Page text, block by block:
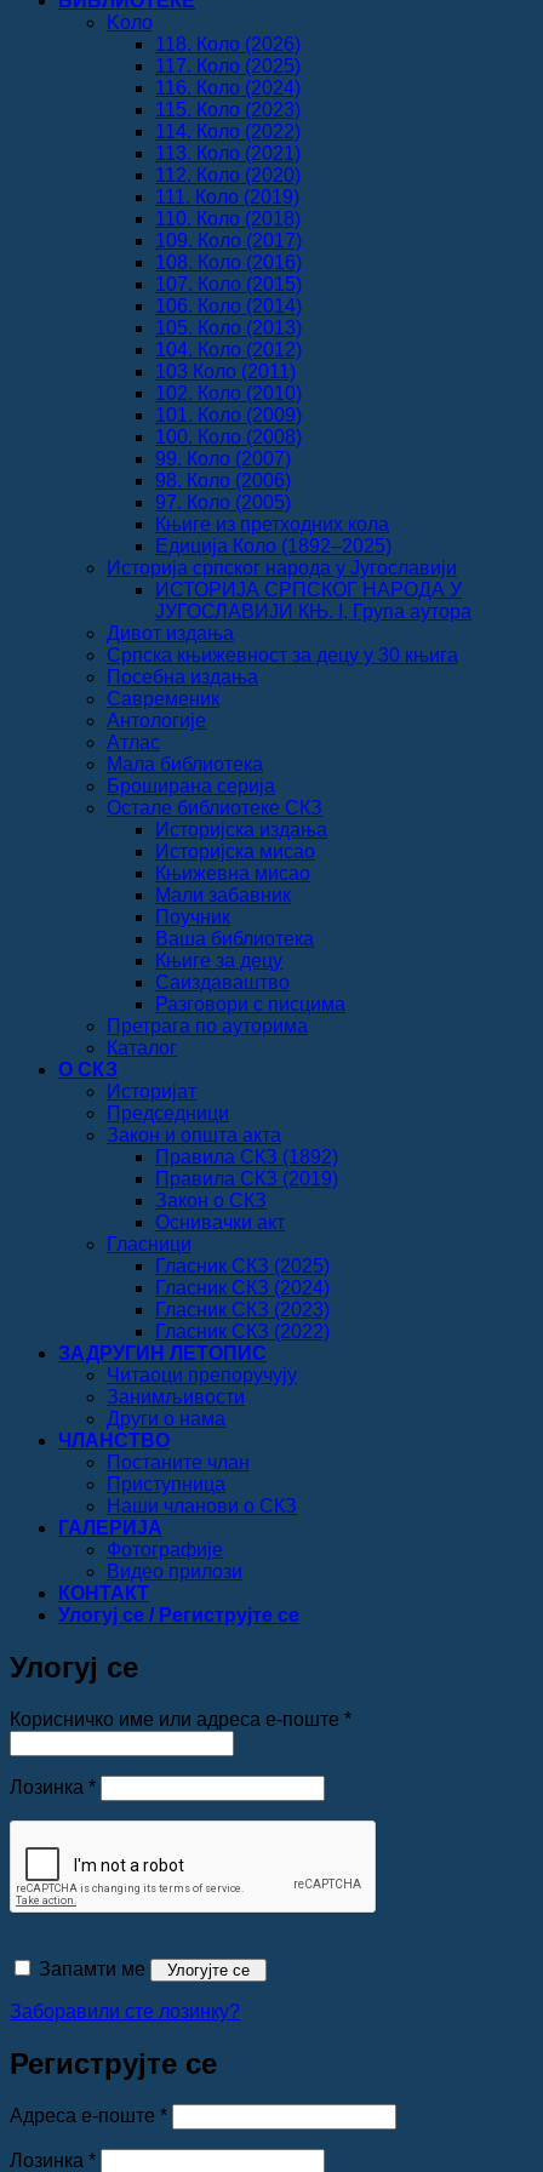
Koло
118. Коло (2026)
117. Коло (2025)
116. Коло (2024)
115. Коло (2023)
114. Коло (2022)
113. Коло (2021)
112. Коло (2020)
111. Коло (2019)
110. Коло (2018)
109. Коло (2017)
108. Коло (2016)
107. Коло (2015)
106. Коло (2014)
105. Коло (2013)
104. Коло (2012)
103 Коло (2011)
102. Коло (2010)
101. Коло (2009)
100. Коло (2008)
99. Коло (2007)
98. Коло (2006)
97. Коло (2005)
Књиге из претходних кола
Едиција Коло (1892‒2025)
Историја српског народа у Југославији
ИСТОРИЈА СРПСКОГ НАРОДА У
ЈУГОСЛАВИЈИ КЊ. I, Група аутора
Дивот издања
Српска књижевност за децу у 30 књига
Посебна издања
Савременик
Антологије
Атлас
Мала библиотека
Броширана серија
Остале библиотеке СКЗ
Историјска издања
Историјска мисао
Књижевна мисао
Мали забавник
Поучник
Ваша библиотека
Књиге за децу
Саиздаваштво
Разговори с писцима
Претрага по ауторима
Каталог
О СКЗ
Историјат
Председници
Закон и општа акта
Правила СКЗ (1892)
Правила СКЗ (2019)
Закон о СКЗ
Оснивачки акт
Гласници
Гласник СКЗ (2025)
Гласник СКЗ (2024)
Гласник СКЗ (2023)
Гласник СКЗ (2022)
ЗАДРУГИН ЛЕТОПИС
Читаоци препоручују
Занимљивости
Други о нама
ЧЛАНСТВО
Постаните члан
Приступница
Наши чланови о СКЗ
ГАЛЕРИЈА
Фотографије
Видео прилози
КОНТАКТ
Улогуј се / Региструјте се
Улогуј се
Корисничко име или адреса е-поште *Обавезно
Лозинка *Обавезно
Запамти ме Улогујте се
Заборавили сте лозинку?
Региструјте се
Адреса е-поште *Обавезно
Лозинка *Обавезно